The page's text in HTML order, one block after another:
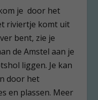
je door het
riviertje komt uit
bent, zie je
de Amstel aan je
liggen. Je kan
door het
en plassen. Meer